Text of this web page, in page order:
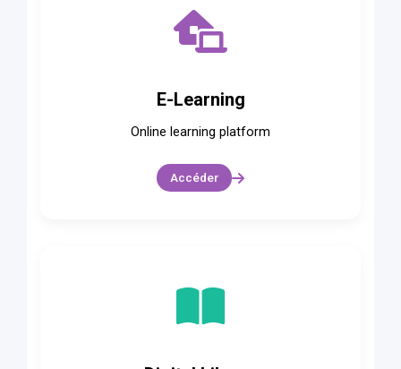
E-Learning
Online learning platform
Accéder